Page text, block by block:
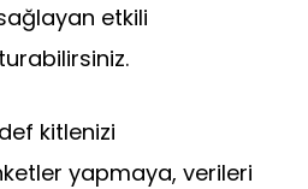
etkili
kitlenizi
yapmaya, verileri